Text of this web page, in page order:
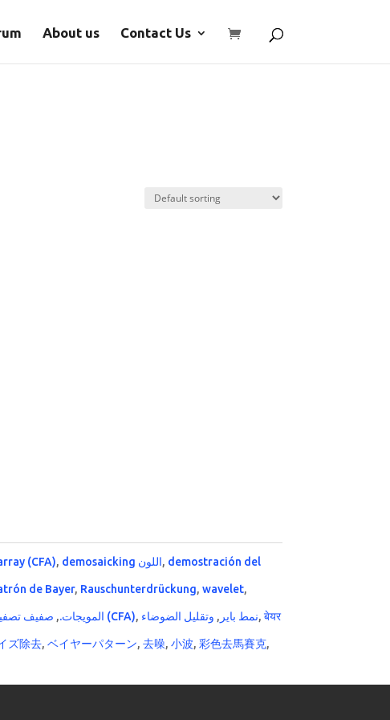
About us Contact Us
(CFA), demosaicking اللون, demostración del
de Bayer, Rauschunterdrückung,wavelet,
المويجات., صفيف تصفية اللون (CFA), نمط باير , وتقليل الضوضاء ,बेयर
ズ除去,ベイヤーパターン,去噪,小波,彩色去馬賽克,